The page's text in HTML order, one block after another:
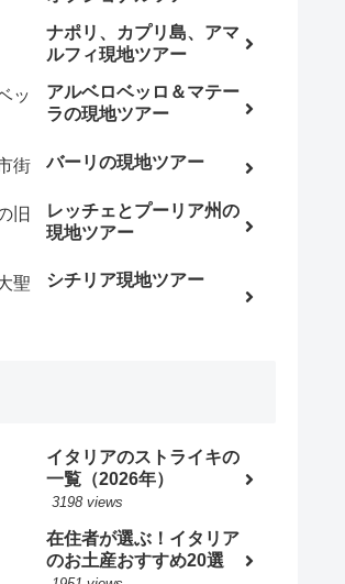
ナポリ、カプリ島、アマ
ルフィ現地ツアー
アルベロベッロ＆マテー
ラの現地ツアー
バーリの現地ツアー
レッチェとプーリア州の
現地ツアー
シチリア現地ツアー
イタリアのストライキの
一覧（2026年）
3198 views
在住者が選ぶ！イタリア
のお土産おすすめ20選